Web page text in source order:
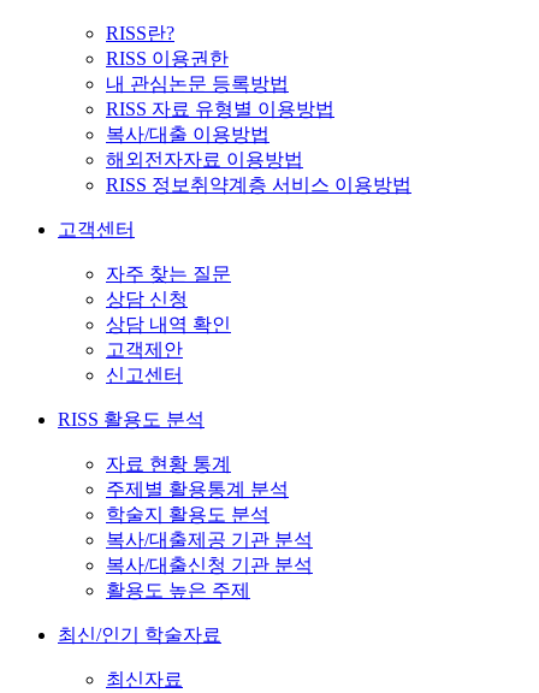
RISS란?
RISS 이용권한
내 관심논문 등록방법
RISS 자료 유형별 이용방법
복사/대출 이용방법
해외전자자료 이용방법
RISS 정보취약계층 서비스 이용방법
고객센터
자주 찾는 질문
상담 신청
상담 내역 확인
고객제안
신고센터
RISS 활용도 분석
자료 현황 통계
주제별 활용통계 분석
학술지 활용도 분석
복사/대출제공 기관 분석
복사/대출신청 기관 분석
활용도 높은 주제
최신/인기 학술자료
최신자료